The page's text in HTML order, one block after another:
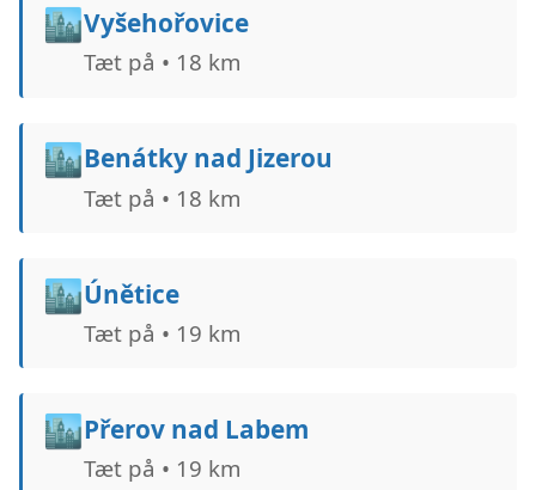
🏙️Vyšehořovice
Tæt på • 18 km
🏙️Benátky nad Jizerou
Tæt på • 18 km
🏙️Únětice
Tæt på • 19 km
🏙️Přerov nad Labem
Tæt på • 19 km